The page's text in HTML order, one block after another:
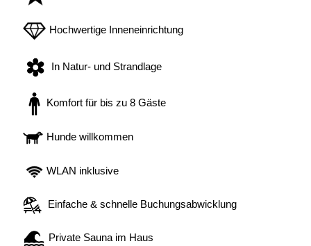
Hochwertige Inneneinrichtung
In Natur- und Strandlage
Komfort für bis zu 8 Gäste
Hunde willkommen
WLAN inklusive
Einfache & schnelle Buchungsabwicklung
Private Sauna im Haus